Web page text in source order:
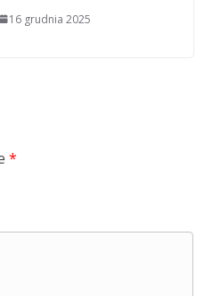
16 grudnia 2025
*